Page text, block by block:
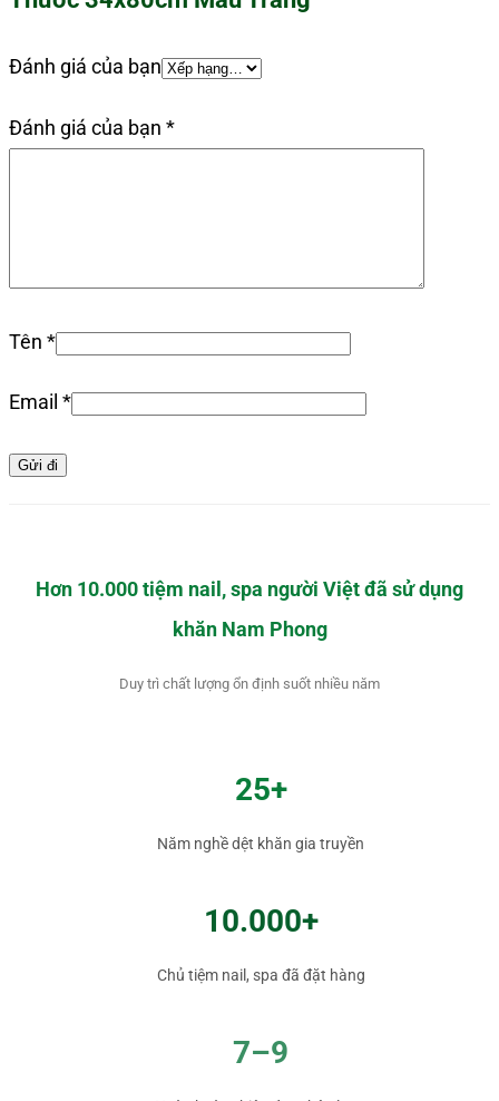
Đánh giá của bạn
Đánh giá của bạn *
Tên *
Email *
Hơn 10.000 tiệm nail, spa người Việt đã sử dụng
khăn Nam Phong
Duy trì chất lượng ổn định suốt nhiều năm
25+
Năm nghề dệt khăn gia truyền
10.000+
Chủ tiệm nail, spa đã đặt hàng
7–9